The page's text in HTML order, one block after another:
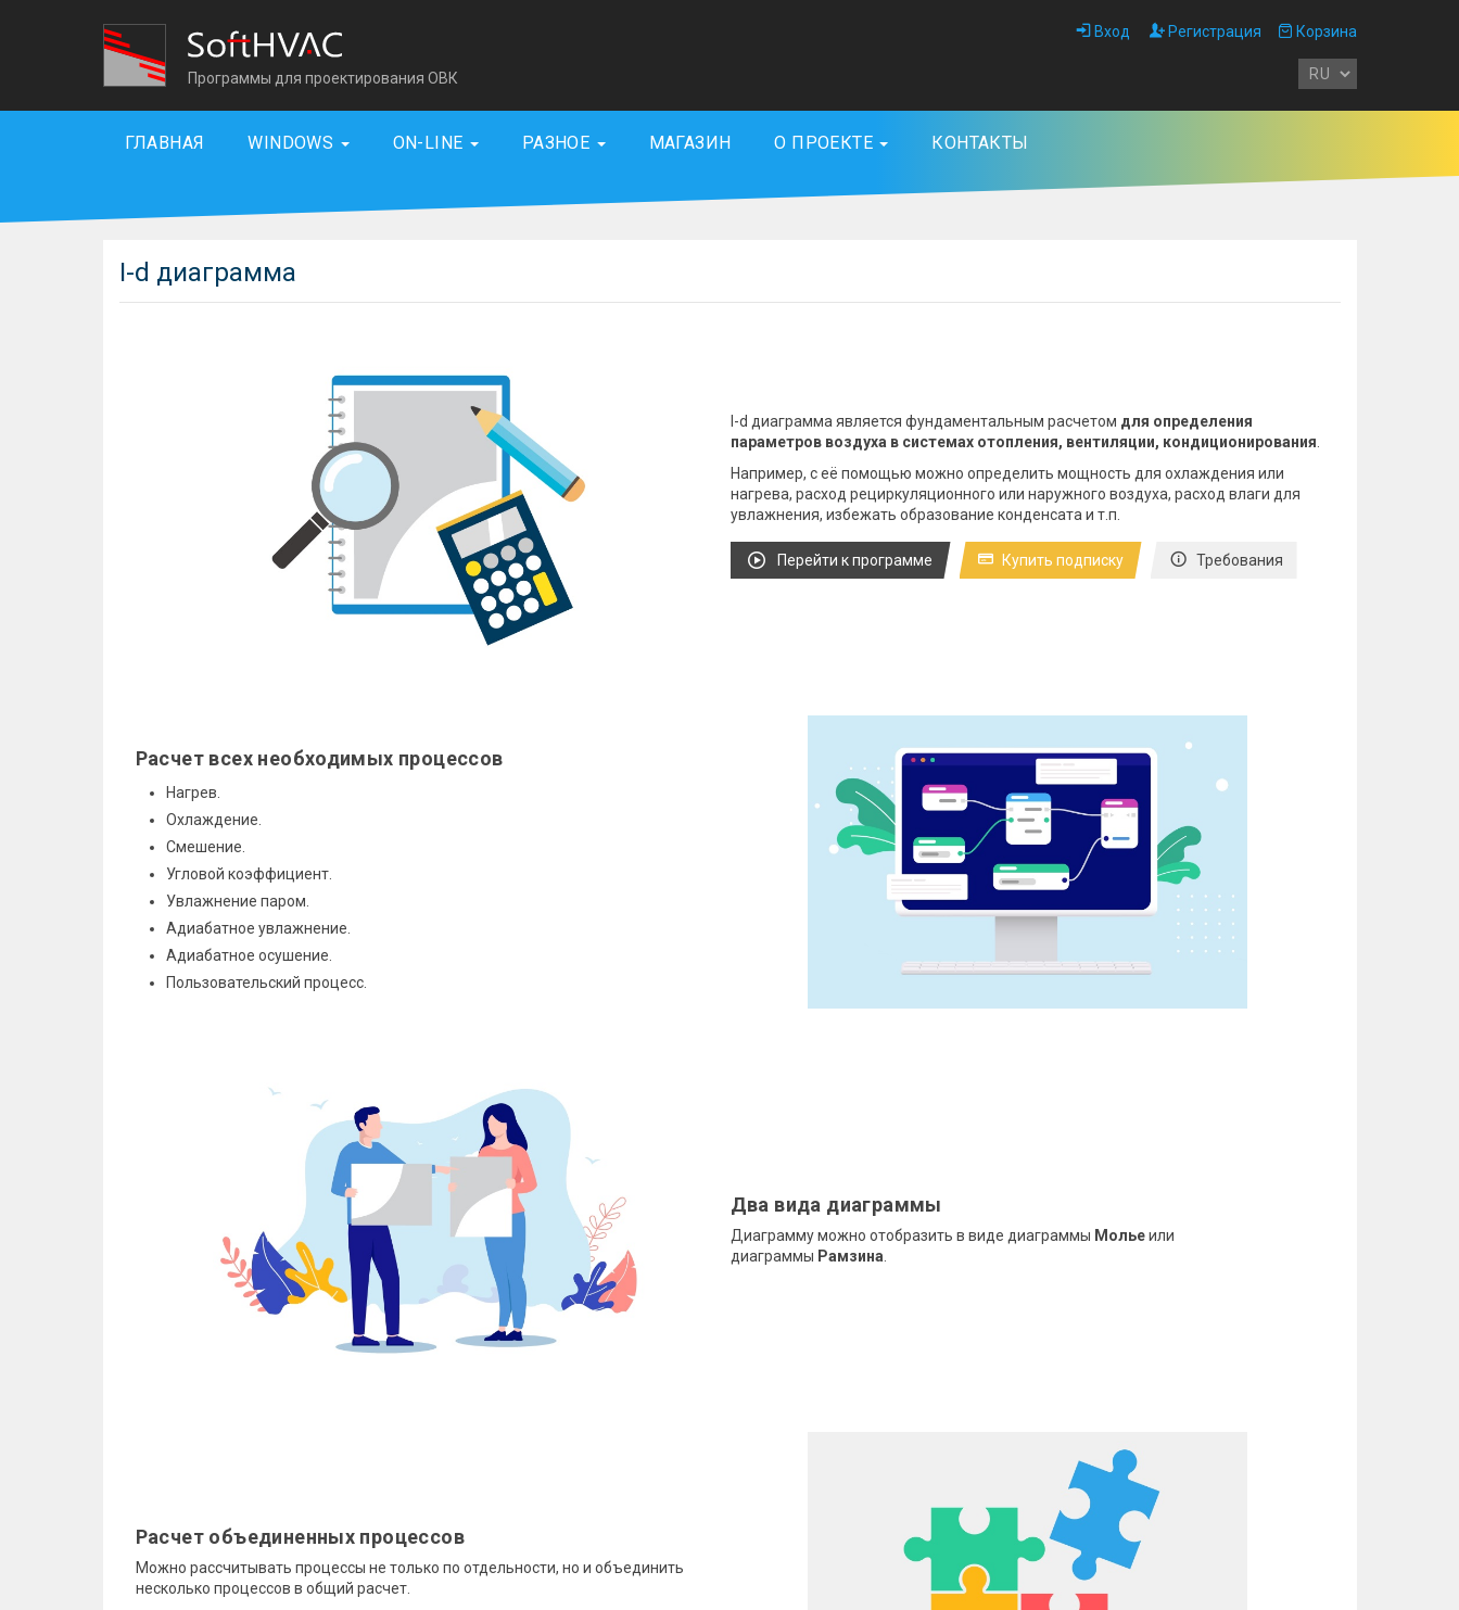
Программы для проектирования ОВК
Вход Регистрация Корзина
ГЛАВНАЯ WINDOWS ON-LINE РАЗНОЕ МАГАЗИН О ПРОЕКТЕ КОНТАКТЫ
I-d диаграмма
I-d диаграмма является фундаментальным расчетом для определения
параметров воздуха в системах отопления, вентиляции, кондиционирования
Например, с её помощью можно определить мощность для охлаждения или
нагрева, расход рециркуляционного или наружного воздуха, расход влаги для
увлажнения, избежать образование конденсата и т.п.
Перейти к программе Купить подписку Требования
Расчет всех необходимых процессов
Нагрев.
Охлаждение.
Смешение.
Угловой коэффициент.
Увлажнение паром.
Адиабатное увлажнение.
Адиабатное осушение.
Пользовательский процесс.
Два вида диаграммы
Диаграмму можно отобразить в виде диаграммы Мольеили
диаграммы Рамзина
Расчет объединенных процессов
Можно рассчитывать процессы не только по отдельности, но и объединить
несколько процессов в общий расчет.